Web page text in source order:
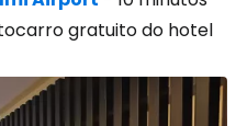
gratuito do hotel